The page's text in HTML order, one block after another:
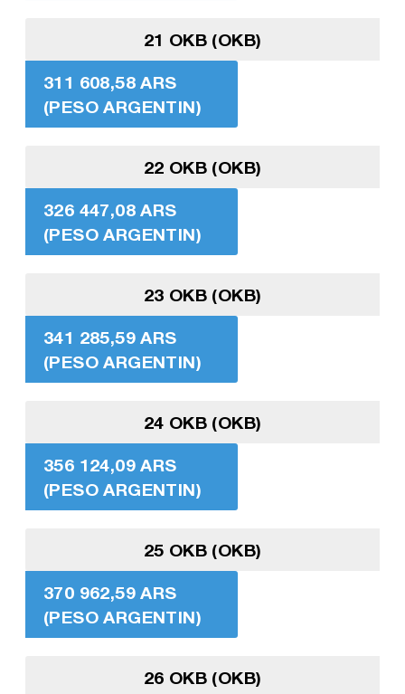
21 OKB (OKB)
311 608,58 ARS
(PESO ARGENTIN)
22 OKB (OKB)
326 447,08 ARS
(PESO ARGENTIN)
23 OKB (OKB)
341 285,59 ARS
(PESO ARGENTIN)
24 OKB (OKB)
356 124,09 ARS
(PESO ARGENTIN)
25 OKB (OKB)
370 962,59 ARS
(PESO ARGENTIN)
26 OKB (OKB)